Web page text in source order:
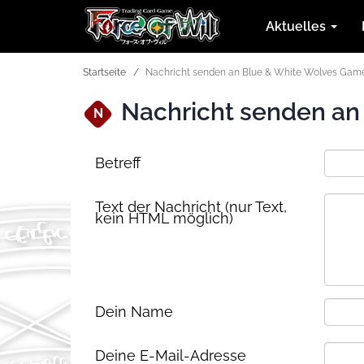
Aktuelles
Startseite Nachricht senden an Blue & White Wolves
N Nachricht senden
Betreff
Text der Nachricht (nur Text,
kein HTML möglich)
Dein Name
Deine E-Mail-Adresse